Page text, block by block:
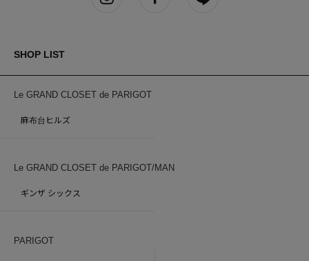
SHOP LIST
Le GRAND CLOSET de PARIGOT
麻布台ヒルズ
Le GRAND CLOSET de PARIGOT/MAN
ギンザ シックス
PARIGOT